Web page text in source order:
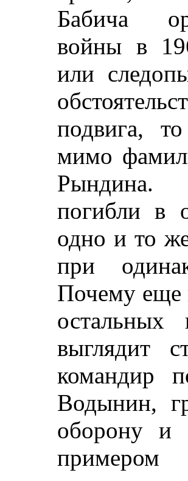
Бабича
войны в
или
подвига,
мимо
Рындина.
погибли в
одно и то
при
Почему еще
выглядит
командир
Водынин,
оборону и